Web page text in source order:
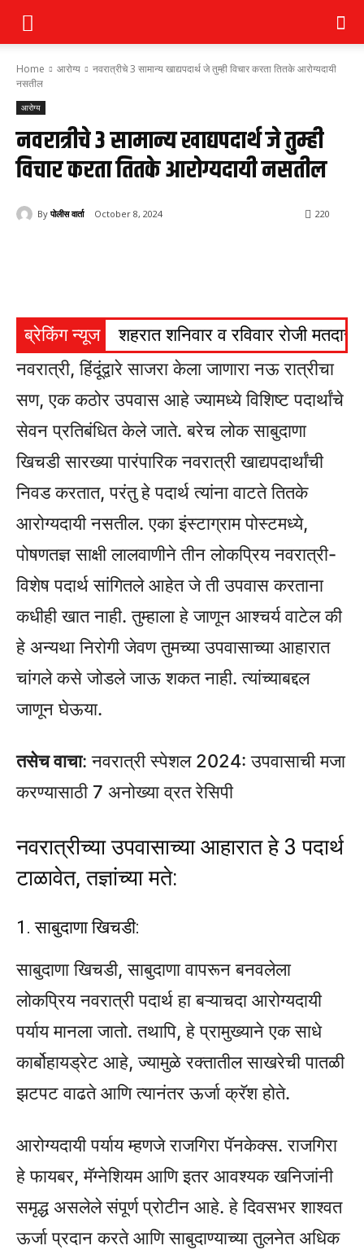
Home आरोग्य
नवरात्रीचे 3 सामान्य खाद्यपदार्थ जे तुम्ही विचार करता तितके आरोग्यदायी
नसतील
आरोग्य
नवरात्रीचे 3 सामान्य खाद्यपदार्थ जे तुम्ही
विचार करता तितके आरोग्यदायी नसतील
By पोलीस वार्ता October 8, 2024 220
ब्रेकिंग न्यूज शहरात शनिवार व रविवार रोजी
नवरात्री, हिंदूंद्वारे साजरा केला जाणारा नऊ रात्रीचा
सण, एक कठोर उपवास आहे ज्यामध्ये विशिष्ट पदार्थांचे
सेवन प्रतिबंधित केले जाते. बरेच लोक साबुदाणा
खिचडी सारख्या पारंपारिक नवरात्री खाद्यपदार्थांची
निवड करतात, परंतु हे पदार्थ त्यांना वाटते तितके
आरोग्यदायी नसतील. एका इंस्टाग्राम पोस्टमध्ये,
पोषणतज्ञ साक्षी लालवाणीने तीन लोकप्रिय नवरात्री-
विशेष पदार्थ सांगितले आहेत जे ती उपवास करताना
कधीही खात नाही. तुम्हाला हे जाणून आश्चर्य वाटेल की
हे अन्यथा निरोगी जेवण तुमच्या उपवासाच्या आहारात
चांगले कसे जोडले जाऊ शकत नाही. त्यांच्याबद्दल
जाणून घेऊया.
तसेच वाचा: नवरात्री स्पेशल 2024: उपवासाची मजा
करण्यासाठी 7 अनोख्या व्रत रेसिपी
नवरात्रीच्या उपवासाच्या आहारात हे 3 पदार्थ
टाळावेत, तज्ञांच्या मते:
1. साबुदाणा खिचडी:
साबुदाणा खिचडी, साबुदाणा वापरून बनवलेला
लोकप्रिय नवरात्री पदार्थ हा बऱ्याचदा आरोग्यदायी
पर्याय मानला जातो. तथापि, हे प्रामुख्याने एक साधे
कार्बोहायड्रेट आहे, ज्यामुळे रक्तातील साखरेची पातळी
झटपट वाढते आणि त्यानंतर ऊर्जा क्रॅश होते.
आरोग्यदायी पर्याय म्हणजे राजगिरा पॅनकेक्स. राजगिरा
हे फायबर, मॅग्नेशियम आणि इतर आवश्यक खनिजांनी
समृद्ध असलेले संपूर्ण प्रोटीन आहे. हे दिवसभर शाश्वत
ऊर्जा प्रदान करते आणि साबुदाण्याच्या तुलनेत अधिक